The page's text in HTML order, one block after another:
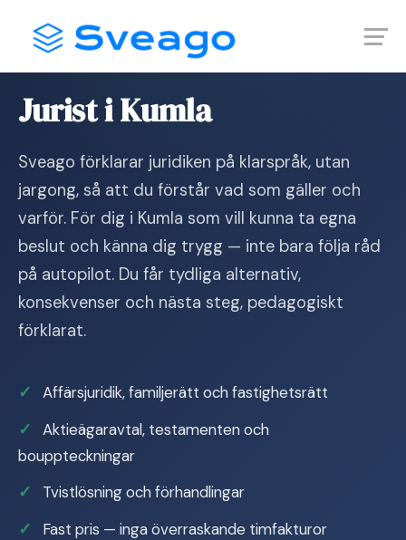
content
Jurist i Kumla
Sveago förklarar juridiken på klarspråk, utan
jargong, så att du förstår vad som gäller och
varför. För dig i Kumla som vill kunna ta egna
beslut och känna dig trygg — inte bara följa råd
på autopilot. Du får tydliga alternativ,
konsekvenser och nästa steg, pedagogiskt
förklarat.
Affärsjuridik, familjerätt och fastighetsrätt
Aktieägaravtal, testamenten och
bouppteckningar
Tvistlösning och förhandlingar
Fast pris — inga överraskande timfakturor